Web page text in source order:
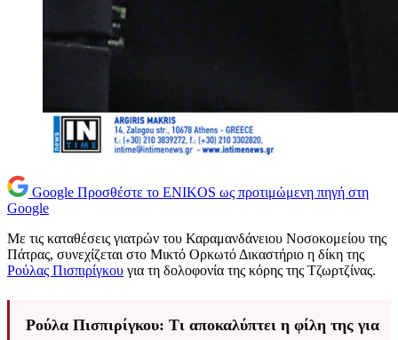
Google Προσθέστε το ENIKOS ως προτιμώμενη πηγή στη
Google
Με τις καταθέσεις γιατρών του Καραμανδάνειου Νοσοκομείου της
Πάτρας, συνεχίζεται στο Μικτό Ορκωτό Δικαστήριο η δίκη της
Ρούλας Πισπιρίγκου για τη δολοφονία της κόρης της Τζωρτζίνας.
Ρούλα Πισπιρίγκου: Τι αποκαλύπτει η φίλη της για